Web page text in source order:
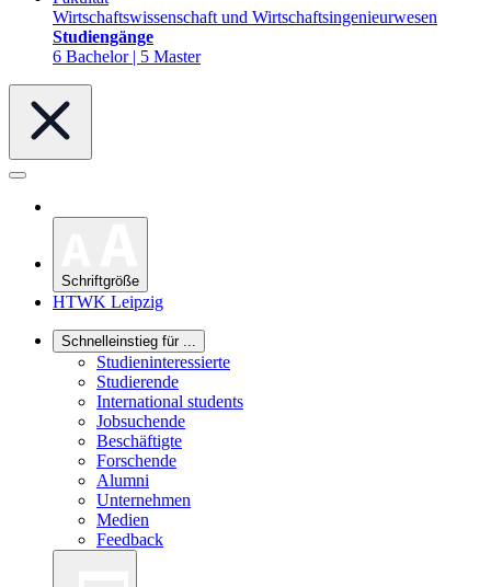
Wirtschaftswissenschaft und Wirtschaftsingenieurwesen
Studiengänge
6 Bachelor | 5 Master
Schriftgröße
HTWK Leipzig
Schnelleinstieg für ...
Studieninteressierte
Studierende
International students
Jobsuchende
Beschäftigte
Forschende
Alumni
Unternehmen
Medien
Feedback